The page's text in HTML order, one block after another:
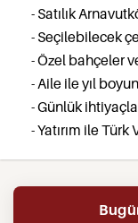
- Satılık
- Seçilebilecek
- Özel bahçeler
- Aile ile yıl
- Günlük
- Yatırım ile